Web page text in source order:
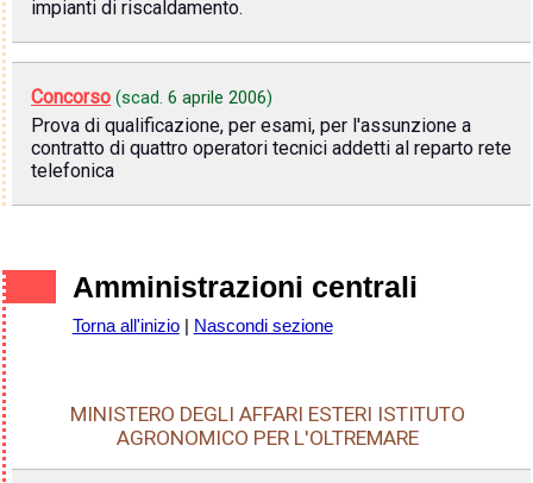
impianti di riscaldamento.
Concorso (scad. 6 aprile 2006)
Prova di qualificazione, per esami, per l'assunzione a
contratto di quattro operatori tecnici addetti al reparto rete
telefonica
Amministrazioni centrali
Torna all'inizio| Nascondi sezione
MINISTERO DEGLI AFFARI ESTERI ISTITUTO
AGRONOMICO PER L'OLTREMARE